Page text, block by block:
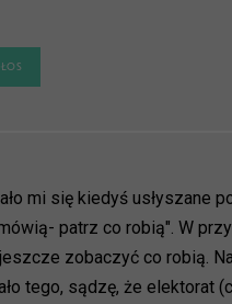
mi się kiedyś usłyszane
patrz co robią". W
zobaczyć co robią.
tego, sądzę, że elektorat